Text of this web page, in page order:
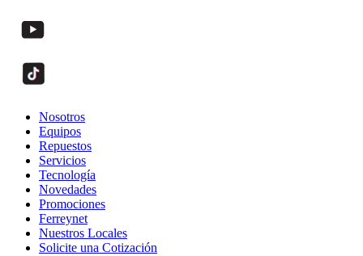
Nosotros
Equipos
Repuestos
Servicios
Tecnología
Novedades
Promociones
Ferreynet
Nuestros Locales
Solicite una Cotización